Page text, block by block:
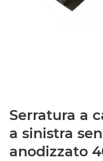
Serratura a
a sinistra
anodizzato